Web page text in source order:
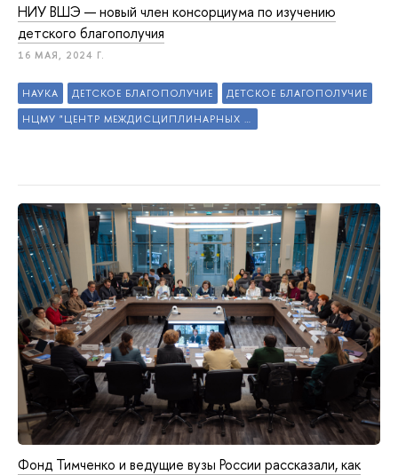
НИУ ВШЭ — новый член консорциума по изучению
детского благополучия
16 МАЯ, 2024 Г.
НАУКА ДЕТСКОЕ БЛАГОПОЛУЧИЕ ДЕТСКОЕ БЛАГОПОЛУЧИЕ
Фонд Тимченко и ведущие вузы России рассказали, как